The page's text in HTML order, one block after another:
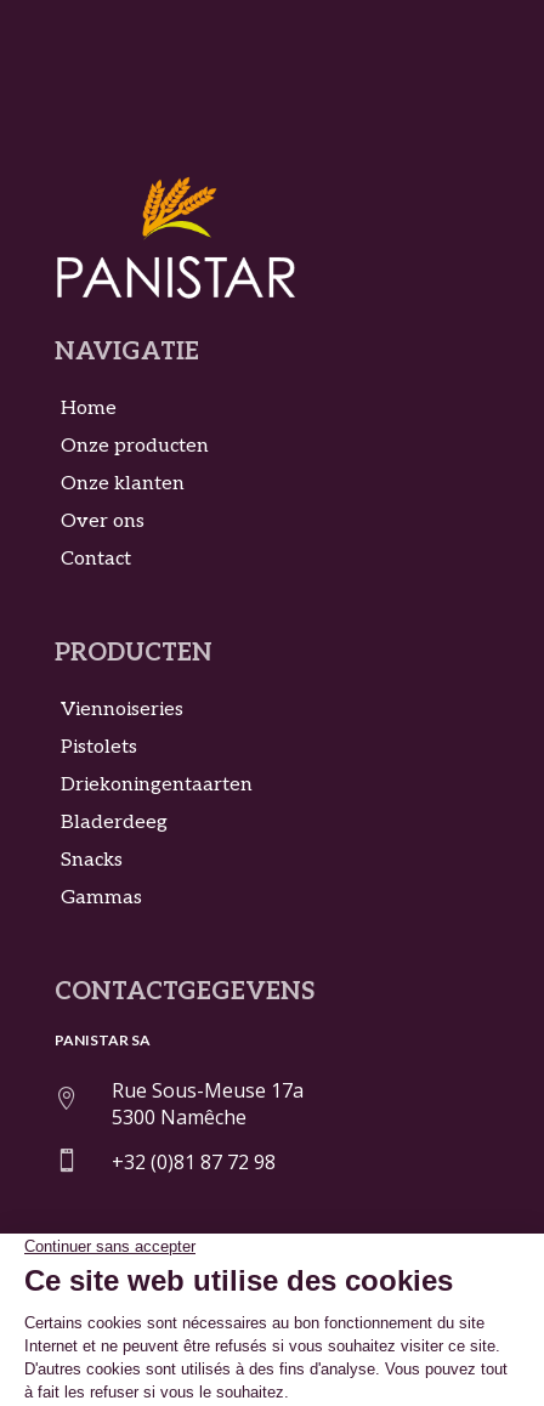
NAVIGATIE
Home
Onze producten
Onze klanten
Over ons
Contact
PRODUCTEN
Viennoiseries
Pistolets
Driekoningentaarten
Bladerdeeg
Snacks
Gammas
CONTACTGEGEVENS
PANISTAR SA

Rue Sous-Meuse 17a
5300 Namêche
 +32 (0)81 87 72 98